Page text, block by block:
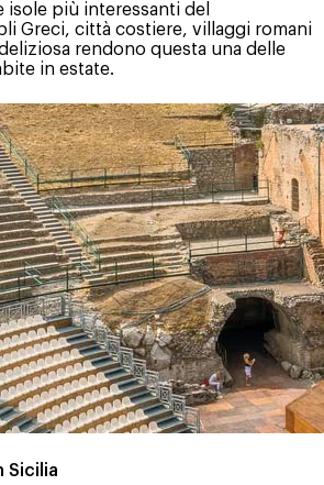
isole più interessanti del
Greci, città costiere, villaggi romani
rendono questa una delle
in estate.
Sicilia